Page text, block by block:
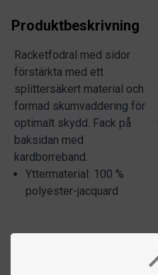
Produktbeskrivning
Racketfodral med sidor
förstärkta med ett
splittersäkert material och
formad skumvaddering för
optimalt skydd. Fack på
baksidan med
kardborreband.
Yttermaterial: 100 %
polyester-jacquard